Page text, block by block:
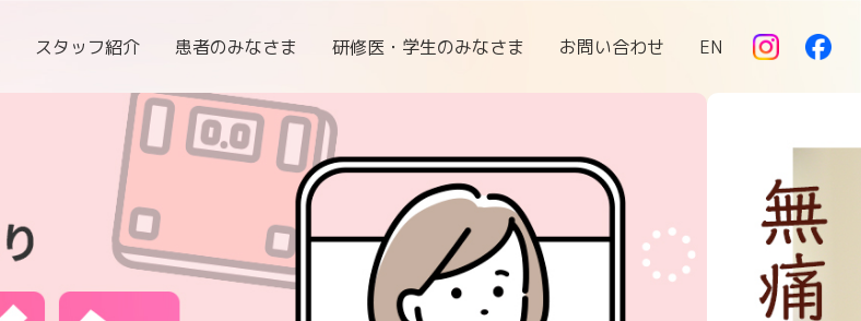
スタッフ紹介 患者のみなさま 研修医・学生のみなさま お問い合わせ EN